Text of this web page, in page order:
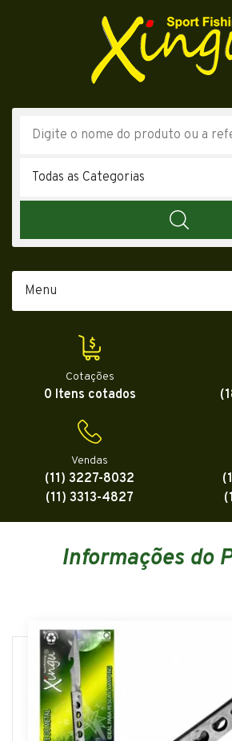
Todas as Categorias
Menu
Cotações
0 Itens cotados
Vendas
(11) 3227-8032
(11) 3313-4827
Informações do